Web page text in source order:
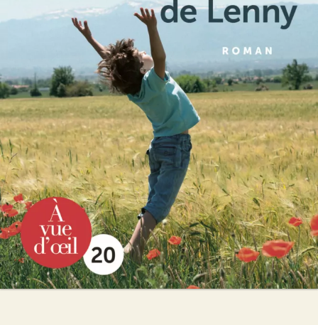
Pour le sourire de Lenny
Dany Rousson
23€